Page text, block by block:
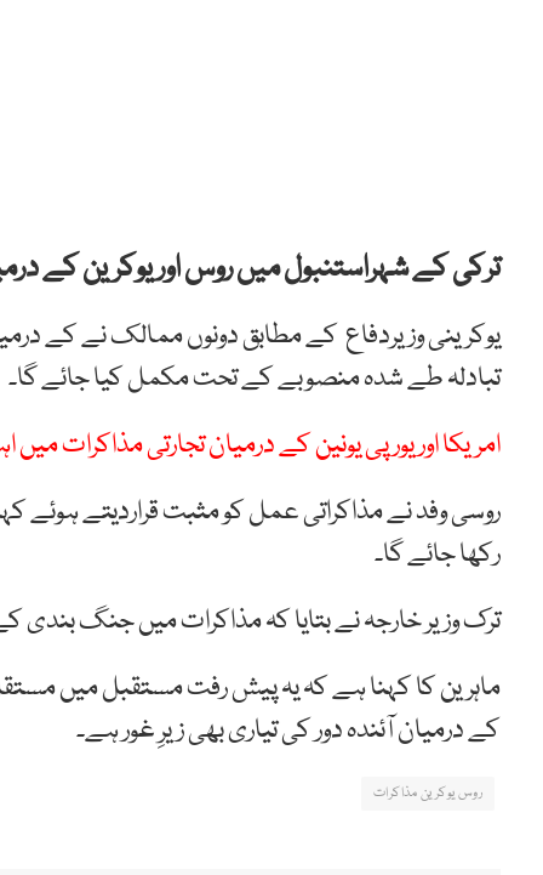
ترکی کے شہراستنبول میں روس اور یوکرین کے
یوکرینی وزیردفاع کے مطابق دونوں ممالک نے کے
تبادلہ طے شدہ منصوبے کے تحت مکمل کیا جائے گا۔
امریکا اور یورپی یونین کے درمیان تجارتی مذاکرات
روسی وفد نے مذاکراتی عمل کو مثبت قراردیتے
رکھا جائے گا۔
ترک وزیر خارجہ نے بتایا کہ مذاکرات میں جنگ بندی
ماہرین کا کہنا ہے کہ یہ پیش رفت مستقبل میں
کے درمیان آئندہ دور کی تیاری بھی زیرِ غور ہے۔
روس یوکرین مذاکرات